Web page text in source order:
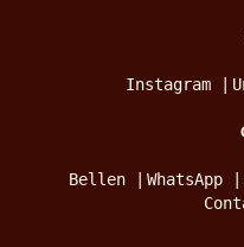
Instagram
Bellen WhatsApp